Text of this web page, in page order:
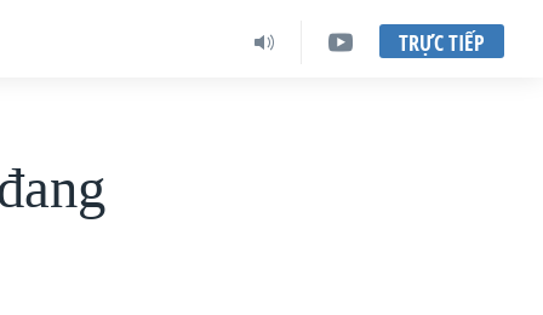
TRỰC TIẾP